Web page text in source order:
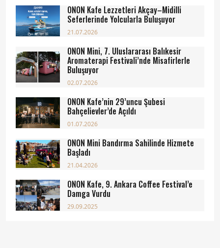
ONON Kafe Lezzetleri Akçay–Midilli
Seferlerinde Yolcularla Buluşuyor
21.07.2026
ONON Mini, 7. Uluslararası Balıkesir
Aromaterapi Festivali’nde Misafirlerle
Buluşuyor
02.07.2026
ONON Kafe’nin 29’uncu Şubesi
Bahçelievler’de Açıldı
01.07.2026
ONON Mini Bandırma Sahilinde Hizmete
Başladı
21.04.2026
ONON Kafe, 9. Ankara Coffee Festival’e
Damga Vurdu
29.09.2025